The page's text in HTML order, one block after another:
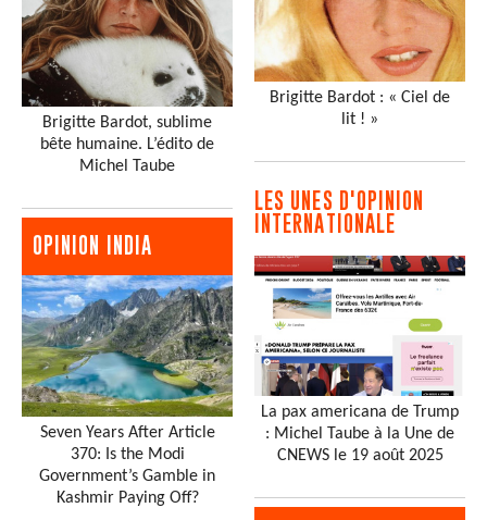
Brigitte Bardot, sublime
bête humaine. L’édito de
Michel Taube
OPINION INDIA
Seven Years After Article
370: Is the Modi
Government’s Gamble in
Kashmir Paying Off?
Brigitte Bardot : « Ciel de
lit ! »
LES UNES D'OPINION
INTERNATIONALE
La pax americana de Trump
: Michel Taube à la Une de
CNEWS le 19 août 2025